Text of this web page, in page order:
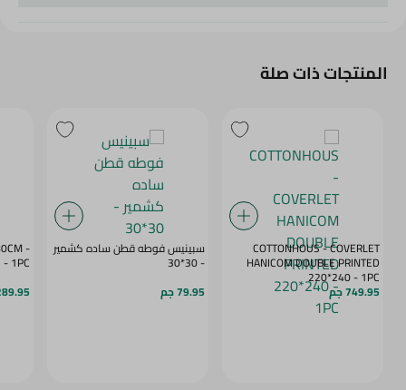
المنتجات ذات صلة
COTTONHOUS - COVERLET
HANICOM DOUBLE PRINTED
220*240 - 1PC
749.95 جم
سبينيس فوطه قطن ساده كشمير
- 30*30
79.95 جم
- 1PC
289.95